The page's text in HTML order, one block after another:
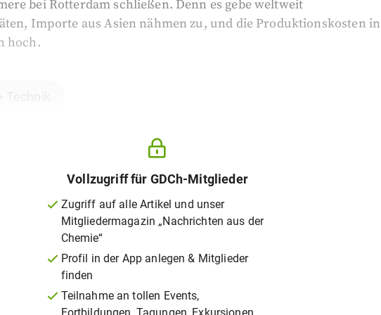
bei Rotterdam schließen. Denn es gebe weltweit
Importe aus Asien nähmen zu, und die Produktionskosten in
hoch.
Vollzugriff für GDCh-Mitglieder
Zugriff auf alle Artikel und unser
Mitgliedermagazin „Nachrichten aus der
Chemie“
Profil in der App anlegen & Mitglieder
finden
Teilnahme an tollen Events,